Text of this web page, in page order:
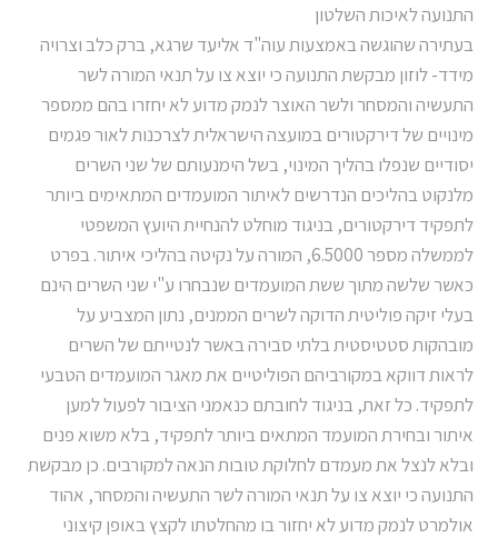
התנועה לאיכות השלטון
בעתירה שהוגשה באמצעות עוה"ד אליעד שרגא, ברק כלב וצרויה
מידד- לוזון מבקשת התנועה כי יוצא צו על תנאי המורה לשר
התעשיה והמסחר ולשר האוצר לנמק מדוע לא יחזרו בהם ממספר
מינויים של דירקטורים במועצה הישראלית לצרכנות לאור פגמים
יסודיים שנפלו בהליך המינוי, בשל הימנעותם של שני השרים
מלנקוט בהליכים הנדרשים לאיתור המועמדים המתאימים ביותר
לתפקיד דירקטורים, בניגוד מוחלט להנחיית היועץ המשפטי
לממשלה מספר 6.5000, המורה על נקיטה בהליכי איתור. בפרט
כאשר שלשה מתוך ששת המועמדים שנבחרו ע"י שני השרים הינם
בעלי זיקה פוליטית הדוקה לשרים הממנים, נתון המצביע על
מובהקות סטטיסטית בלתי סבירה באשר לנטייתם של השרים
לראות דווקא במקורביהם הפוליטיים את מאגר המועמדים הטבעי
לתפקיד. כל זאת, בניגוד לחובתם כנאמני הציבור לפעול למען
איתור ובחירת המועמד המתאים ביותר לתפקיד, בלא משוא פנים
ובלא לנצל את מעמדם לחלוקת טובות הנאה למקורבים. כן מבקשת
התנועה כי יוצא צו על תנאי המורה לשר התעשיה והמסחר, אהוד
אולמרט לנמק מדוע לא יחזור בו מהחלטתו לקצץ באופן קיצוני